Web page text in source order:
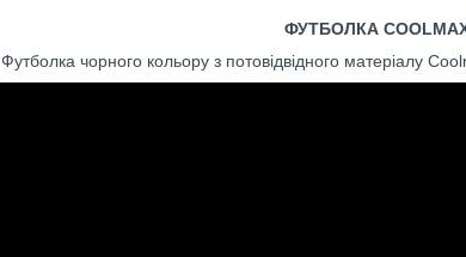
ФУТБОЛКА
Футболка чорного кольору з потовідвідного матеріалу